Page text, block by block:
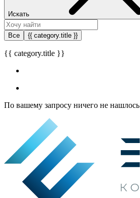
Искать
Все {{ category.title }}
{{ category.title }}
По вашему запросу ничего не нашлось